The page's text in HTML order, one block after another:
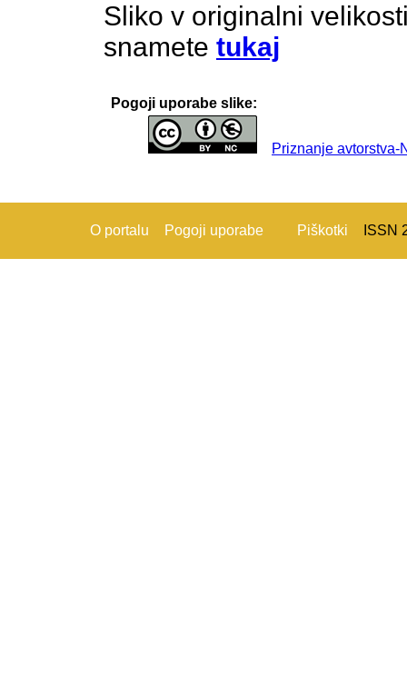
Sliko v originalni
snamete tukaj
Pogoji uporabe slike:
Priznanje avtorstva-
O portalu Pogoji uporabe Piškotki ISSN